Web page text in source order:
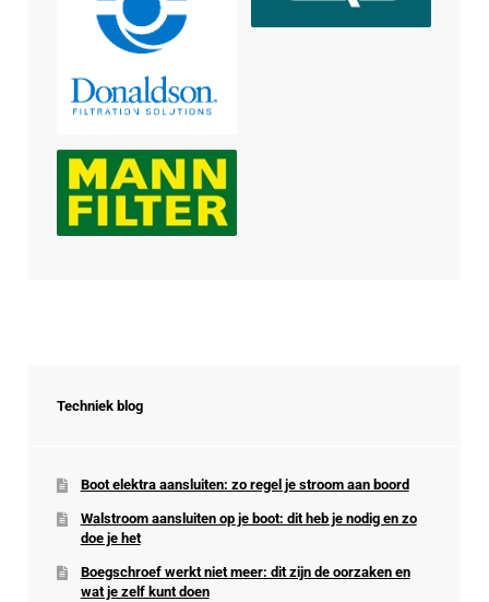
Techniek blog
Boot elektra aansluiten: zo regel je stroom aan boord
Walstroom aansluiten op je boot: dit heb je nodig en zo
doe je het
Boegschroef werkt niet meer: dit zijn de oorzaken en
wat je zelf kunt doen